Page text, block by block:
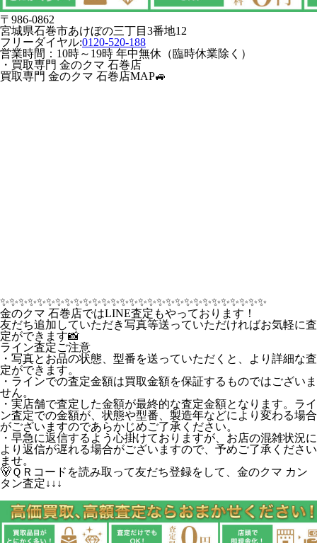
〒986-0862
宮城県石巻市あけぼの三丁目3番地12
フリーダイヤル:0120-520-188
営業時間：10時～19時 年中無休（臨時休業除く）
・買取専門 金のクマ 石巻店
買取専門 金のクマ 石巻店MAP🚙
✨️✨️✨️✨️✨️✨️✨️✨️✨️✨️✨️✨️✨️✨️✨️✨️✨️✨️✨️✨️✨️✨️✨️✨️✨️✨️✨️✨️✨️
金のクマ 石巻店ではLINE査定もやっております！
友だち追加していただき写真等送っていただければお気軽に査
定ができます📸
ライン査定ご注意
・写真とお品の状態、型番を送っていただくと、より詳細な査
定ができます。
・ラインでの査定金額は買取金額を保証するものではございま
せん。
・実店舗で査定した金額が最終的な査定金額となります。ライ
ン査定での金額が、状態や型番、製造年などにより変わる場合
がございますのであらかじめご了承ください。
・早急に返信するよう心掛けておりますが、お店の混雑状況に
より返信が遅れる場合がございますので、予めご了承ください
ませ。
🐻ＱＲコードを読み取って友だち登録をして、金のクマ カン
タン査定↓↓↓